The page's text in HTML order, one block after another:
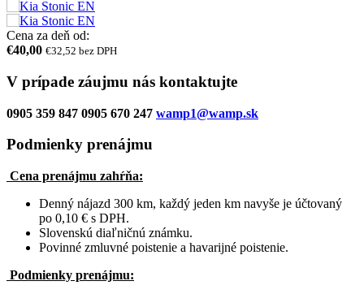
Cena za deň od:
€40,00 €32,52 bez DPH
V prípade záujmu nás kontaktujte
0905 359 847 0905 670 247 wamp1@wamp.sk
Podmienky prenájmu
Cena prenájmu zahŕňa:
Denný nájazd 300 km, každý jeden km navyše je účtovaný
po 0,10 € s DPH.
Slovenskú diaľničnú známku.
Povinné zmluvné poistenie a havarijné poistenie.
Podmienky prenájmu: